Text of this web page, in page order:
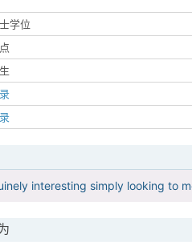
学位
interesting simply looking to